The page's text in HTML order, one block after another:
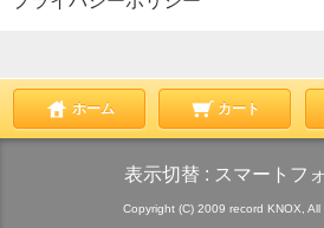
ホーム カート
表示切替 : スマートフ
Copyright (C) 2009 record KNOX, All